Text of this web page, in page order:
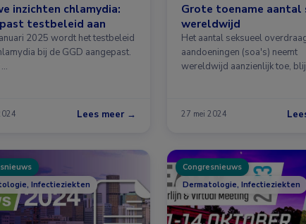
inzichten chlamydia:
testbeleid aan
2025 wordt het testbeleid
bij de GGD aangepast.
…
Lees meer →
Grote toename aantal
wereldwijd
Het aantal seksueel
aandoeningen (soa's) neemt
wereldwijd aanzienlijk toe,
27 mei 2024
Infectieziekten
Congresnieuws
Dermatologie, Infectieziekten